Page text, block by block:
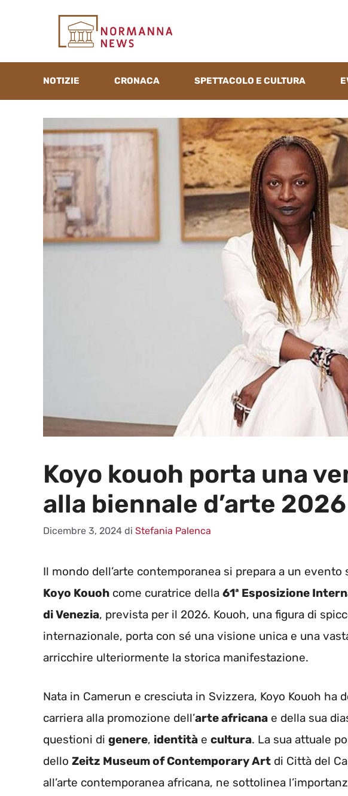
NOTIZIE CRONACA SPETTACOLO E CULTURA
Koyo kouoh porta una
alla biennale d’arte 2026
Dicembre 3, 2024 di Stefania Palenca
Il mondo dell’arte contemporanea si prepara a un
Koyo Kouoh come curatrice della 61ª Esposizione
di Venezia, prevista per il 2026. Kouoh, una figura di
internazionale, porta con sé una visione unica e una
arricchire ulteriormente la storica manifestazione.
Nata in Camerun e cresciuta in Svizzera, Koyo Kouoh ha
carriera alla promozione dell’arte africana e della sua
questioni di genere, identità e cultura. La sua attuale
dello Zeitz Museum of Contemporary Art di Città del
all’arte contemporanea africana, ne sottolinea